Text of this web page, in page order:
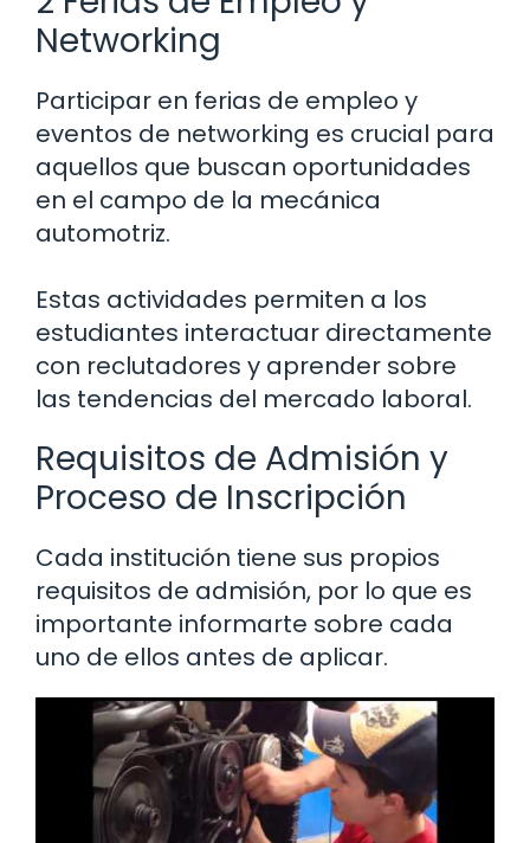
Networking
Participar en ferias de empleo y
eventos de networking es crucial para
aquellos que buscan oportunidades
en el campo de la mecánica
automotriz.
Estas actividades permiten a los
estudiantes interactuar directamente
con reclutadores y aprender sobre
las tendencias del mercado laboral.
Requisitos de Admisión y
Proceso de Inscripción
Cada institución tiene sus propios
requisitos de admisión, por lo que es
importante informarte sobre cada
uno de ellos antes de aplicar.